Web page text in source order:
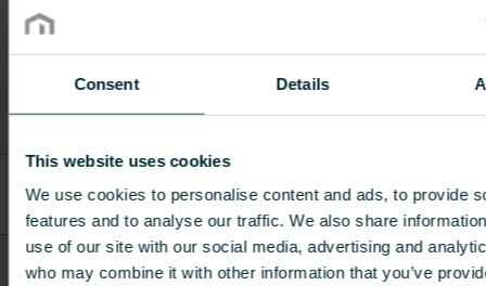
Consent Details
This website uses cookies
We use cookies to personalise content and ads, to provide
features and to analyse our traffic. We also share
use of our site with our social media, advertising and
who may combine it with other information that you’ve
Cod articol
FAZ0C25S34M25S00
Universal
coupling
25x2,3 mm
80 0.75
FBWAMFNE14E00P00
Universal
connection
25 1